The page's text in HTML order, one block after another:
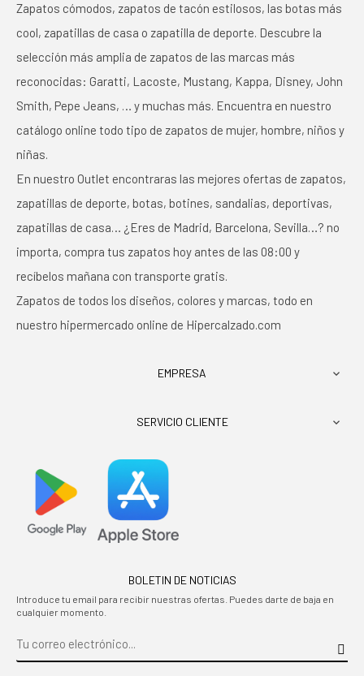
Zapatos cómodos, zapatos de tacón estilosos, las botas más
cool, zapatillas de casa o zapatilla de deporte. Descubre la
selección más amplia de zapatos de las marcas más
reconocidas: Garatti, Lacoste, Mustang, Kappa, Disney, John
Smith, Pepe Jeans, … y muchas más. Encuentra en nuestro
catálogo online todo tipo de zapatos de mujer, hombre, niños y
niñas.
En nuestro Outlet encontraras las mejores ofertas de zapatos,
zapatillas de deporte, botas, botines, sandalias, deportivas,
zapatillas de casa… ¿Eres de Madrid, Barcelona, Sevilla…? no
importa, compra tus zapatos hoy antes de las 08:00 y
recíbelos mañana con transporte gratis.
Zapatos de todos los diseños, colores y marcas, todo en
nuestro hipermercado online de Hipercalzado.com
EMPRESA 
SERVICIO CLIENTE 
BOLETIN DE NOTICIAS
Introduce tu email para recibir nuestras ofertas. Puedes darte de baja en
cualquier momento.